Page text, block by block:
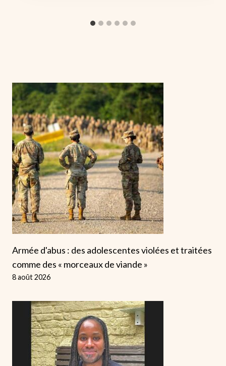
Armée d'abus : des adolescentes violées et traitées
comme des « morceaux de viande »
8 août 2026